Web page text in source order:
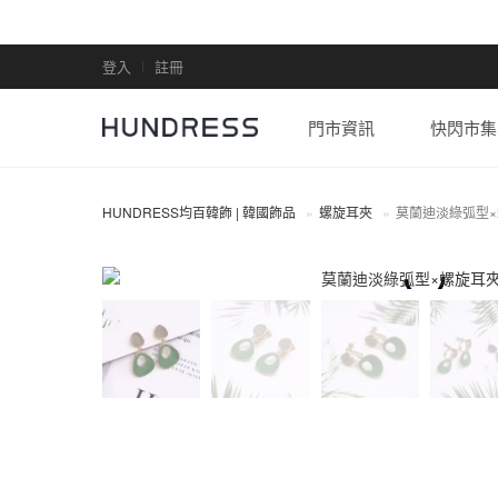
登入 註冊
門市資訊 快閃市集
HUNDRESS均百韓飾 | 韓國飾品 螺旋耳夾 莫蘭迪淡綠弧型